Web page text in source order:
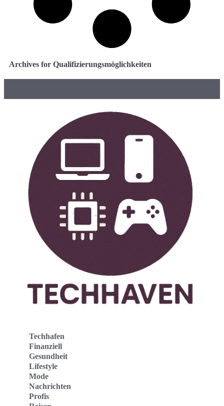
Archives for Qualifizierungsmöglichkeiten
Techhafen
Finanziell
Gesundheit
Lifestyle
Mode
Nachrichten
Profis